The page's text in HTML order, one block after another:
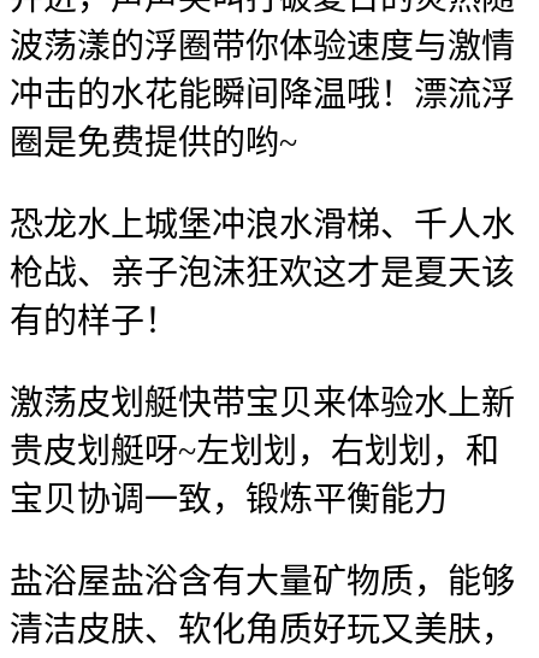
波荡漾的浮圈带你体验速度与激情
冲击的水花能瞬间降温哦！漂流浮
圈是免费提供的哟~
恐龙水上城堡冲浪水滑梯、千人水
枪战、亲子泡沫狂欢这才是夏天该
有的样子！
激荡皮划艇快带宝贝来体验水上新
贵皮划艇呀~左划划，右划划，和
宝贝协调一致，锻炼平衡能力
盐浴屋盐浴含有大量矿物质，能够
清洁皮肤、软化角质好玩又美肤，